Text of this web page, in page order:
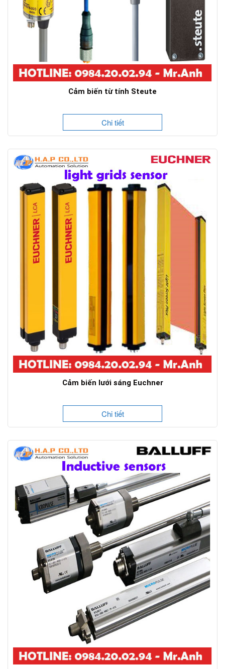
Cảm biến từ tính Steute
Chi tiết
Cảm biến lưới sáng Euchner
Chi tiết